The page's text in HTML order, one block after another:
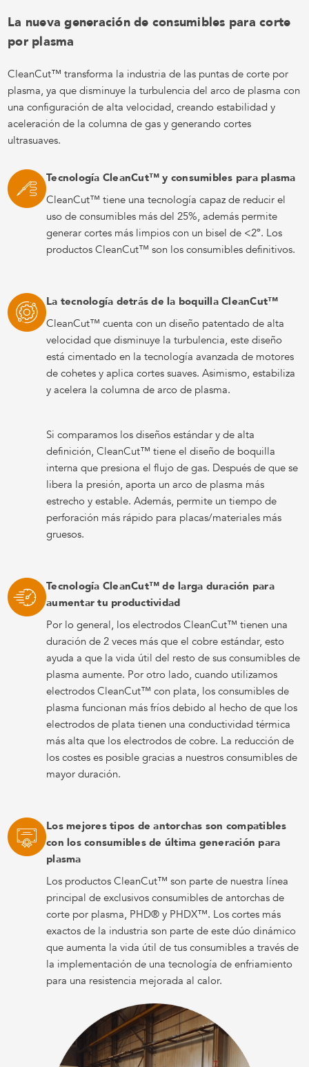
La nueva generación de consumibles para corte
por plasma
CleanCut™ transforma la industria de las puntas de corte por
plasma, ya que disminuye la turbulencia del arco de plasma con
una configuración de alta velocidad, creando estabilidad y
aceleración de la columna de gas y generando cortes
ultrasuaves.
Tecnología CleanCut™ y consumibles para plasma
CleanCut™ tiene una tecnología capaz de reducir el
uso de consumibles más del 25%, además permite
generar cortes más limpios con un bisel de <2º. Los
productos CleanCut™ son los consumibles definitivos.
La tecnología detrás de la boquilla CleanCut™
CleanCut™ cuenta con un diseño patentado de alta
velocidad que disminuye la turbulencia, este diseño
está cimentado en la tecnología avanzada de motores
de cohetes y aplica cortes suaves. Asimismo, estabiliza
y acelera la columna de arco de plasma.
Si comparamos los diseños estándar y de alta
definición, CleanCut™ tiene el diseño de boquilla
interna que presiona el flujo de gas. Después de que se
libera la presión, aporta un arco de plasma más
estrecho y estable. Además, permite un tiempo de
perforación más rápido para placas/materiales más
gruesos.
Tecnología CleanCut™ de larga duración para
aumentar tu productividad
Por lo general, los electrodos CleanCut™ tienen una
duración de 2 veces más que el cobre estándar, esto
ayuda a que la vida útil del resto de sus consumibles de
plasma aumente. Por otro lado, cuando utilizamos
electrodos CleanCut™ con plata, los consumibles de
plasma funcionan más fríos debido al hecho de que los
electrodos de plata tienen una conductividad térmica
más alta que los electrodos de cobre. La reducción de
los costes es posible gracias a nuestros consumibles de
mayor duración.
Los mejores tipos de antorchas son compatibles
con los consumibles de última generación para
plasma
Los productos CleanCut™ son parte de nuestra línea
principal de exclusivos consumibles de antorchas de
corte por plasma, PHD® y PHDX™. Los cortes más
exactos de la industria son parte de este dúo dinámico
que aumenta la vida útil de tus consumibles a través de
la implementación de una tecnología de enfriamiento
para una resistencia mejorada al calor.